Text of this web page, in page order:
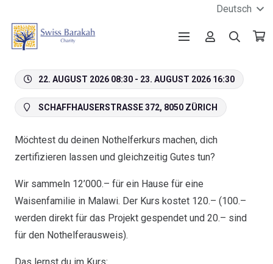
Deutsch
22. AUGUST 2026 08:30 - 23. AUGUST 2026 16:30
SCHAFFHAUSERSTRASSE 372, 8050 ZÜRICH
Möchtest du deinen Nothelferkurs machen, dich
zertifizieren lassen und gleichzeitig Gutes tun?
Wir sammeln 12’000.– für ein Hause für eine
Waisenfamilie in Malawi. Der Kurs kostet 120.– (100.–
werden direkt für das Projekt gespendet und 20.– sind
für den Nothelferausweis).